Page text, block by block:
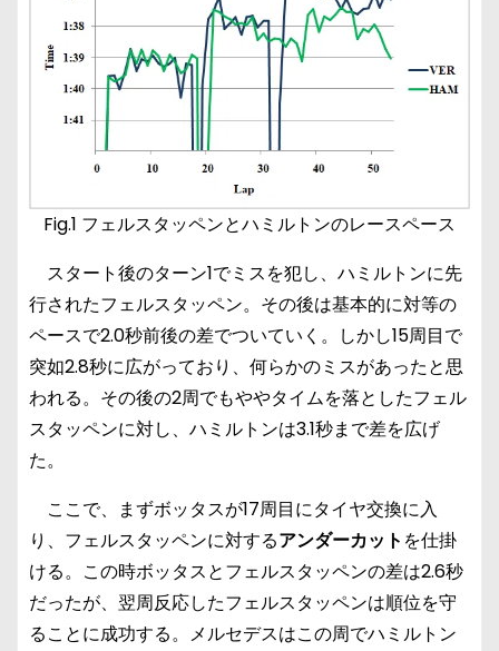
Fig.1 フェルスタッペンとハミルトンのレースペース
スタート後のターン1でミスを犯し、ハミルトンに先
行されたフェルスタッペン。その後は基本的に対等の
ペースで2.0秒前後の差でついていく。しかし15周目で
突如2.8秒に広がっており、何らかのミスがあったと思
われる。その後の2周でもややタイムを落としたフェル
スタッペンに対し、ハミルトンは3.1秒まで差を広げ
た。
ここで、まずボッタスが17周目にタイヤ交換に入
り、フェルスタッペンに対するアンダーカット を仕掛
ける。この時ボッタスとフェルスタッペンの差は2.6秒
だったが、翌周反応したフェルスタッペンは順位を守
ることに成功する。メルセデスはこの周でハミルトン